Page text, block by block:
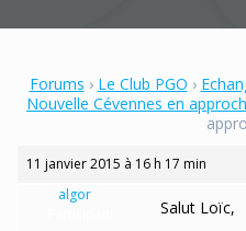
Forums › Le Club PGO ›
Nouvelle Cévennes en
11 janvier 2015 à 16 h 17 min
algor
Salut Loïc,